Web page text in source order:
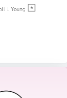
L Young